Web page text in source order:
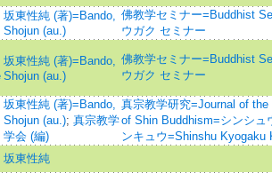
坂東性純 (著)=Bando,
Shojun (au.)
佛教学セミナー=Buddhist
ウガク セミナー
坂東性純 (著)=Bando,
Shojun (au.)
佛教学セミナー=Buddhist
ウガク セミナー
坂東性純 (著)=Bando,
Shojun (au.); 真宗教学
学会 (編)
真宗教学研究=Journal of
of Shin Buddhism=シンシュ
ンキュウ=Shinshu Kyogaku
坂東性純